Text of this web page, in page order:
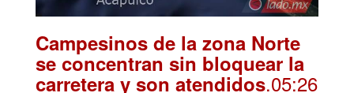
Campesinos de la zona Norte
se concentran sin bloquear la
carretera y son atendidos.05:26